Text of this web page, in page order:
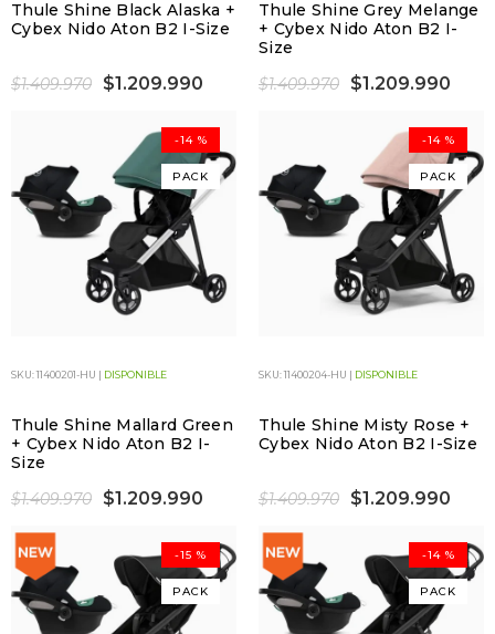
Thule Shine Black Alaska +
Cybex Nido Aton B2 I-Size
$1.409.970 $1.209.990
Thule Shine Grey Melange
+ Cybex Nido Aton B2 I-
Size
$1.409.970
$1.209.990
SKU: 11400201-HU | DISPONIBLE
Thule Shine Mallard Green
+ Cybex Nido Aton B2 I-
Size
$1.409.970
$1.209.990
-14 %
PACK
SKU: 11400204-HU | DISPONIBLE
Thule Shine Misty Rose +
Cybex Nido Aton B2 I-Size
$1.409.970 $1.209.990
-14 %
PACK
-15 %
PACK
-14 %
PACK